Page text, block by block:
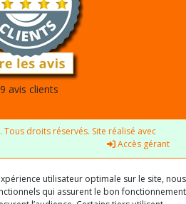
avis clients
Tous droits réservés. Site réalisé avec
Accès gérant
utilisateur optimale sur le site, nous
qui assurent le bon fonctionnement